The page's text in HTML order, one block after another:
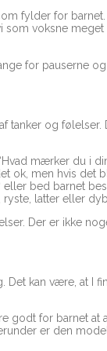
fylder for
voksne
for pauserne
og
mærker du i
ok, men hvis
bed barnet
latter eller
Der er ikke
kan være, at
godt for barnet
er den